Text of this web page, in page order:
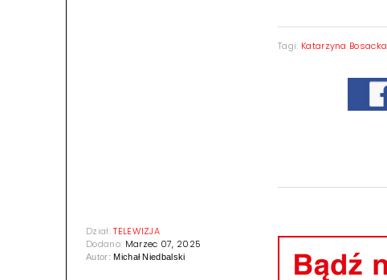
Dział:TELEWIZJA
Dodano:Marzec 07, 2025
Tagi: Katarzyna Bosacka